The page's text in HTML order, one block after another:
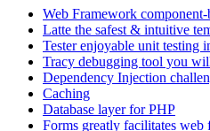
Web Framework
Latte the safest & intuitive
Testerenjoyable unit testing
Tracy debugging tool you
Dependency Injection
Caching
Database layer for PHP
Forms greatly facilitates web